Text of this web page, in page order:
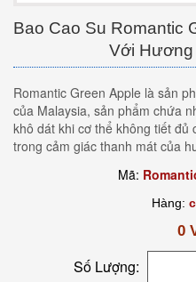
Bao Cao Su Romantic
Với Hương
Romantic Green Apple là sản
của Malaysia, sản phẩm chứa
khô dát khi cơ thể không tiết đủ
trong cảm giác thanh mát của
Mã:
Hàng:
0
Số Lượng: